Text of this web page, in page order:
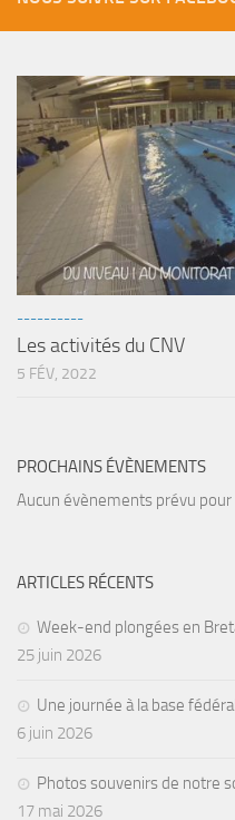
----------
Les activités du CNV
5 FÉV, 2022
PROCHAINS ÉVÈNEMENTS
Aucun évènements prévu
ARTICLES RÉCENTS
Week-end plongées en
25 juin 2026
Une journée à la base
6 juin 2026
Photos souvenirs de notre
17 mai 2026